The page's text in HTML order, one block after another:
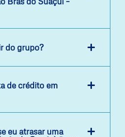
do grupo?
de crédito em
eu atrasar uma